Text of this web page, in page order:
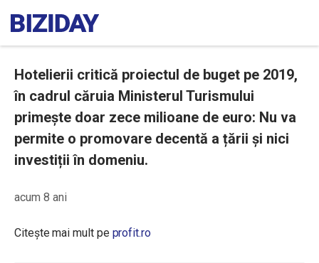
Hotelierii critică proiectul de buget pe 2019,
în cadrul căruia Ministerul Turismului
primește doar zece milioane de euro: Nu va
permite o promovare decentă a țării și nici
investiții în domeniu.
acum 8 ani
Citește mai mult pe profit.ro